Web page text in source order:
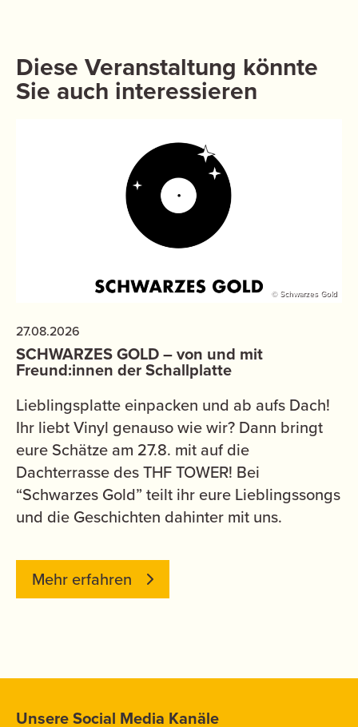
Diese Veranstaltung könnte
Sie auch interessieren
27.08.2026
SCHWARZES GOLD – von und mit
Freund:innen der Schallplatte
Lieblingsplatte einpacken und ab aufs Dach!
Ihr liebt Vinyl genauso wie wir? Dann bringt
eure Schätze am 27.8. mit auf die
Dachterrasse des THF TOWER! Bei
“Schwarzes Gold” teilt ihr eure Lieblingssongs
und die Geschichten dahinter mit uns.
Mehr erfahren
© Schwarzes Gold
Unsere Social Media Kanäle